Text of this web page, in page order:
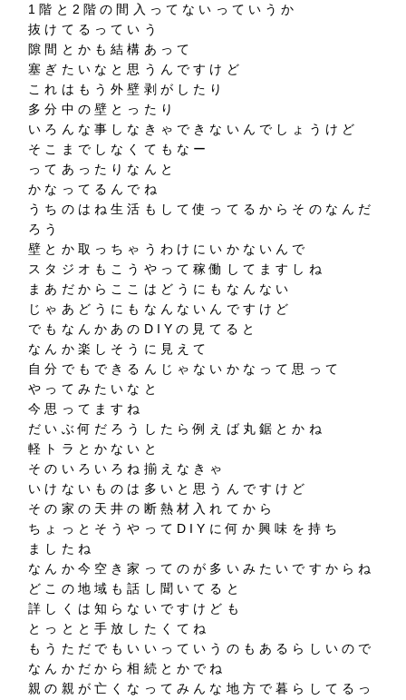
1階と2階の間入ってないっていうか
抜けてるっていう
隙間とかも結構あって
塞ぎたいなと思うんですけど
これはもう外壁剥がしたり
多分中の壁とったり
いろんな事しなきゃできないんでしょうけど
そこまでしなくてもなー
ってあったりなんと
かなってるんでね
うちのはね生活もして使ってるからそのなんだ
ろう
壁とか取っちゃうわけにいかないんで
スタジオもこうやって稼働してますしね
まあだからここはどうにもなんない
じゃあどうにもなんないんですけど
でもなんかあのDIYの見てると
なんか楽しそうに見えて
自分でもできるんじゃないかなって思って
やってみたいなと
今思ってますね
だいぶ何だろうしたら例えば丸鋸とかね
軽トラとかないと
そのいろいろね揃えなきゃ
いけないものは多いと思うんですけど
その家の天井の断熱材入れてから
ちょっとそうやってDIYに何か興味を持ち
ましたね
なんか今空き家ってのが多いみたいですからね
どこの地域も話し聞いてると
詳しくは知らないですけども
とっとと手放したくてね
もうただでもいいっていうのもあるらしいので
なんかだから相続とかでね
親の親が亡くなってみんな地方で暮らしてるっ